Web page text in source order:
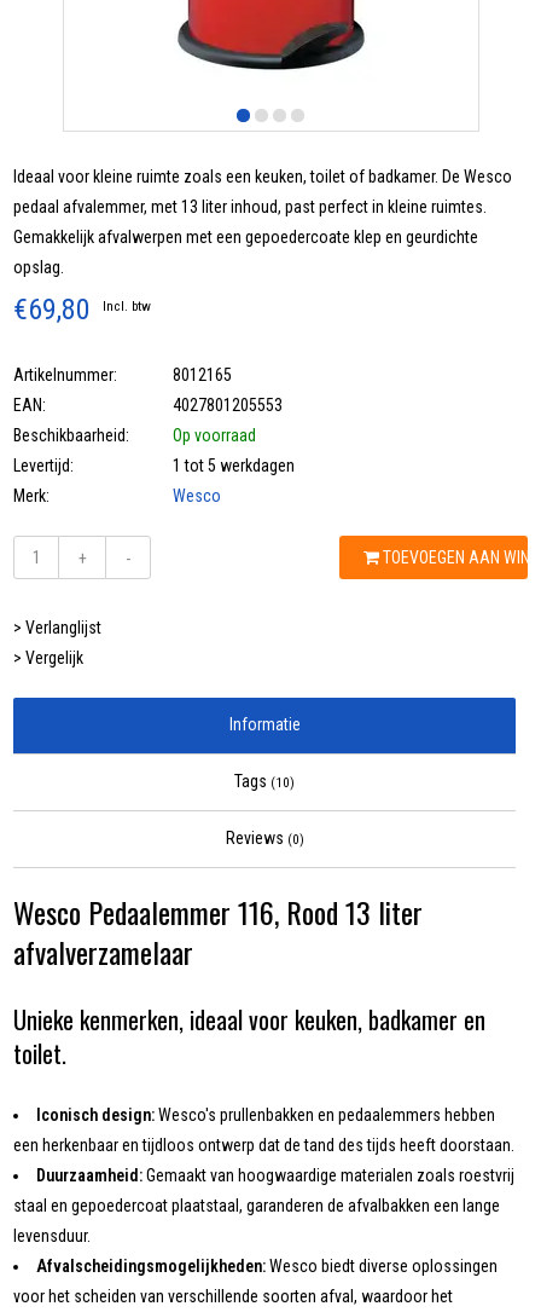
Ideaal voor kleine ruimte zoals een keuken, toilet of badkamer. De Wesco
pedaal afvalemmer, met 13 liter inhoud, past perfect in kleine ruimtes.
Gemakkelijk afvalwerpen met een gepoedercoate klep en geurdichte
opslag.
€69,80 Incl. btw
Artikelnummer:
8012165
EAN:
4027801205553
Beschikbaarheid:
Op voorraad
Levertijd:
1 tot 5 werkdagen
Merk:
Wesco
+ - TOEVOEGEN AAN
> Verlanglijst
> Vergelijk
Informatie
Tags (10)
Reviews (0)
Wesco Pedaalemmer 116, Rood 13 liter
afvalverzamelaar
Unieke kenmerken, ideaal voor keuken, badkamer en
toilet.
Iconisch design:Wesco's prullenbakken en pedaalemmers hebben
een herkenbaar en tijdloos ontwerp dat de tand des tijds heeft doorstaan.
Duurzaamheid:Gemaakt van hoogwaardige materialen zoals roestvrij
staal en gepoedercoat plaatstaal, garanderen de afvalbakken een lange
levensduur.
Afvalscheidingsmogelijkheden:Wesco biedt diverse oplossingen
voor het scheiden van verschillende soorten afval, waardoor het